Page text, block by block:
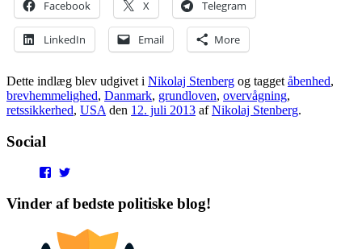
Facebook X Telegram
LinkedIn Email More
Dette indlæg blev udgivet i Nikolaj Stenberg og tagget åbenhed,
brevhemmelighed, Danmark, grundloven, overvågning,
retssikkerhed, USA den 12. juli 2013 afNikolaj Stenberg.
Social
View
profile
on
profile
on
Vinder af bedste politiske blog!